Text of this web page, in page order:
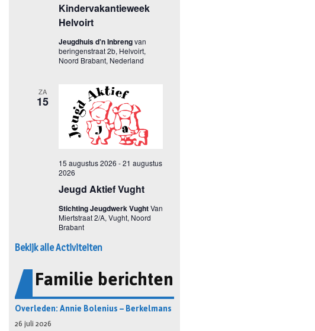
Bekijk alle Activiteiten
Familie berichten
Overleden: Annie Bolenius – Berkelmans
26 juli 2026